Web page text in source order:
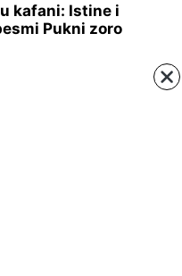
kafani: Istine i
Pukni zoro